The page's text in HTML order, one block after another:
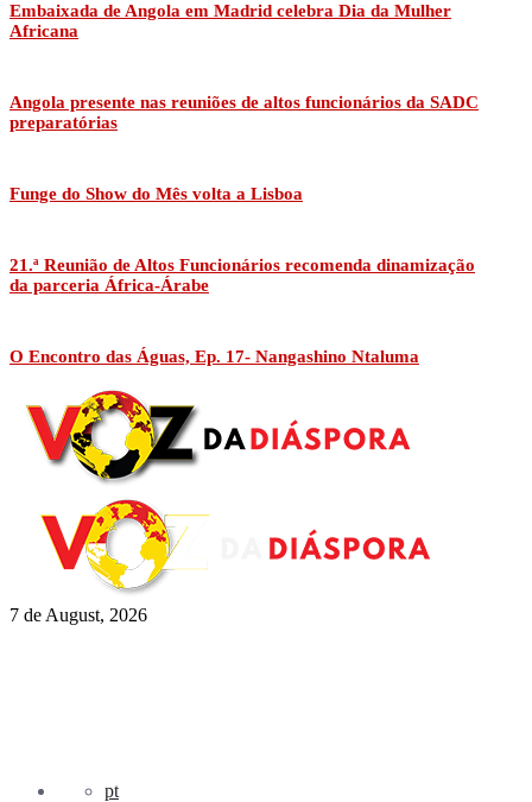
Embaixada de Angola em Madrid celebra Dia da Mulher
Africana
Angola presente nas reuniões de altos funcionários da SADC
preparatórias
Funge do Show do Mês volta a Lisboa
21.ª Reunião de Altos Funcionários recomenda dinamização
da parceria África-Árabe
O Encontro das Águas, Ep. 17- Nangashino Ntaluma
7 de August, 2026
pt